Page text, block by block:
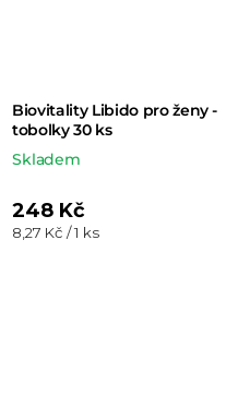
Biovitality Libido pro ženy -
tobolky 30 ks
Skladem
248 Kč
Měrná
8,27 Kč / 1 ks